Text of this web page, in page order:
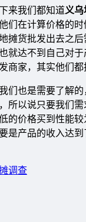
来我们都知道义乌
们在计算价格的
摊货批发出去之
就达不到自己对
商家，其实他们都
们也是需要了解
所以说只要我们
的价格买到性能
是产品的收入达
调查